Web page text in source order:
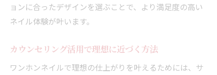
ョンに合ったデザインを選ぶことで、より満足度の高い
ネイル体験が叶います。
カウンセリング活用で理想に近づく方法
ワンホンネイルで理想の仕上がりを叶えるためには、サ